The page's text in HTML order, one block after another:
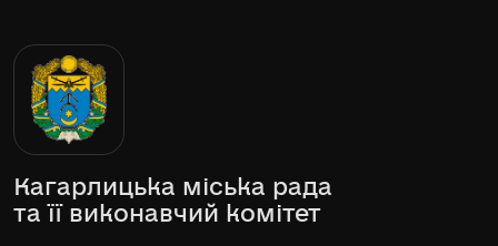
Кагарлицька міська рада
та її виконавчий комітет